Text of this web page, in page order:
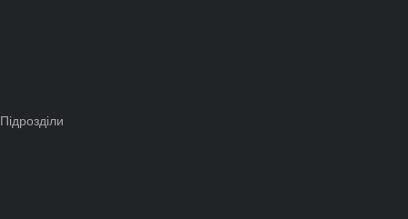
Підрозділи